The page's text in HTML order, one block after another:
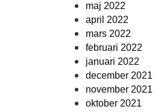
maj 2022
april 2022
mars 2022
februari 2022
januari 2022
december 2021
november 2021
oktober 2021